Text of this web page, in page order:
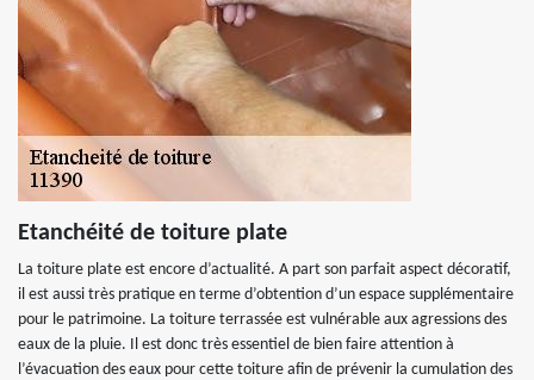
Etanchéité de toiture plate
La toiture plate est encore d’actualité. A part son parfait aspect décoratif,
il est aussi très pratique en terme d’obtention d’un espace supplémentaire
pour le patrimoine. La toiture terrassée est vulnérable aux agressions des
eaux de la pluie. Il est donc très essentiel de bien faire attention à
l’évacuation des eaux pour cette toiture afin de prévenir la cumulation des